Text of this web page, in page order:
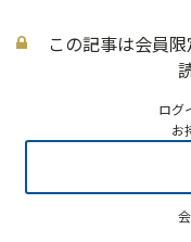
この記事は会員
ログ
お